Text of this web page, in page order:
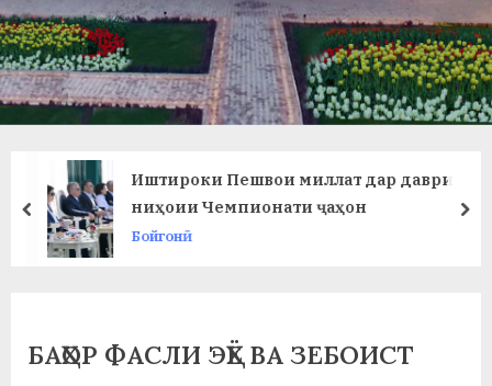
в
л
а
т
и
т
Иштироки Пешвои миллат дар даври
ниҳоии Чемпионати ҷаҳон
Бойгонӣ
prev
БАҲОР ФАСЛИ ЭҲЁ ВА ЗЕБОИСТ